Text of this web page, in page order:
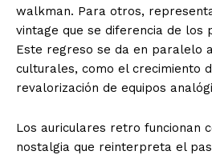
walkman. Para otros,
vintage que se diferencia de los
Este regreso se da en paralelo
culturales, como el crecimiento
revalorización de equipos
Los auriculares retro funcionan
nostalgia que reinterpreta el